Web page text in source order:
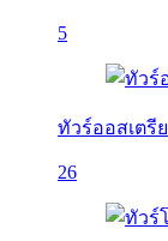
5
ทัวร์ออสเตรีย
26